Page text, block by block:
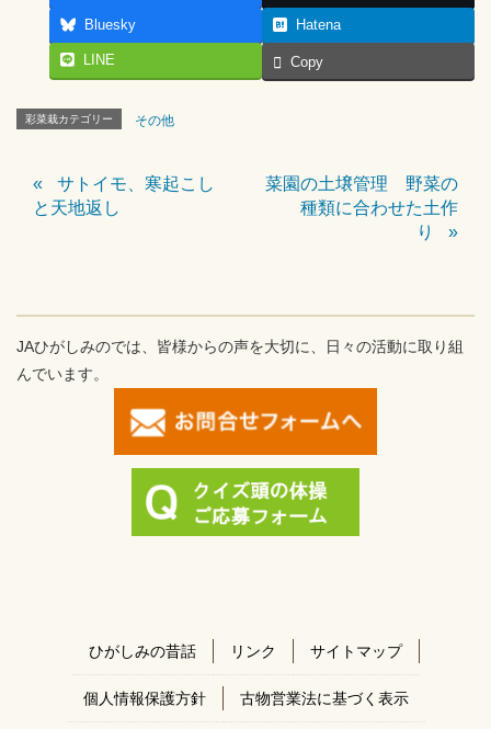
Bluesky Hatena
LINE Copy
彩菜栽カテゴリー その他
サトイモ、寒起こし
と天地返し
菜園の土壌管理 野菜の
種類に合わせた土作
り
JAひがしみのでは、皆様からの声を大切に、日々の活動に取り組
んでいます。
ひがしみの昔話 リンク サイトマップ
個人情報保護方針 古物営業法に基づく表示